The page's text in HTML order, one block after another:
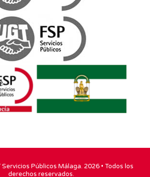
Servicios Públicos Málaga. 2026 • Todos los
derechos reservados.